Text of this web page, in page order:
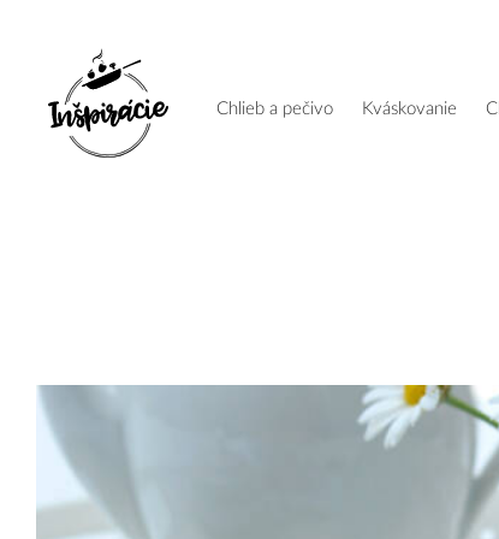
Mňam,
pečivo
kváskovanie
chuťovky
chlieb a pečivo kváskovanie